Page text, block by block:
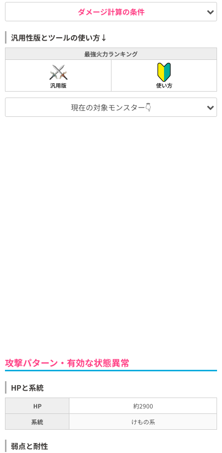
ダメージ計算の条件
汎用性版とツールの使い方↓
最強火力ランキング
汎用版 使い方
現在の対象モンスター👇
攻撃パターン・有効な状態異常
HPと系統
HP
約2900
系統
けもの系
弱点と耐性